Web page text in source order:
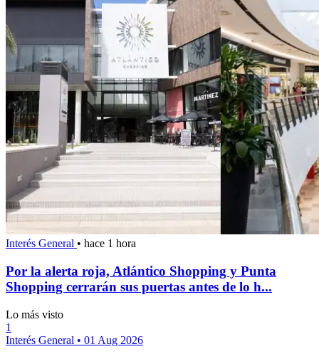
Interés General • hace 1 hora
Por la alerta roja, Atlántico Shopping y Punta
Shopping cerrarán sus puertas antes de lo h...
Lo más visto
1
Interés General • 01 Aug 2026